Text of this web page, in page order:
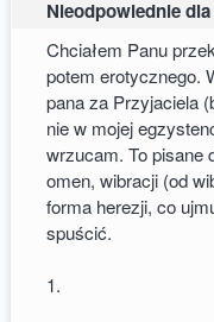
Nieodpowiednie
Chciałem Panu
potem erotycznego.
pana za Przyjaciela
nie w mojej
wrzucam. To pisane
omen, wibracji (od
forma herezji, co
spuścić.
1.